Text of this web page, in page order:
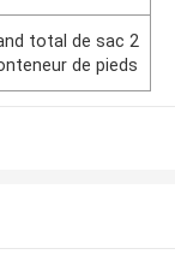
total de sac 2
de pieds